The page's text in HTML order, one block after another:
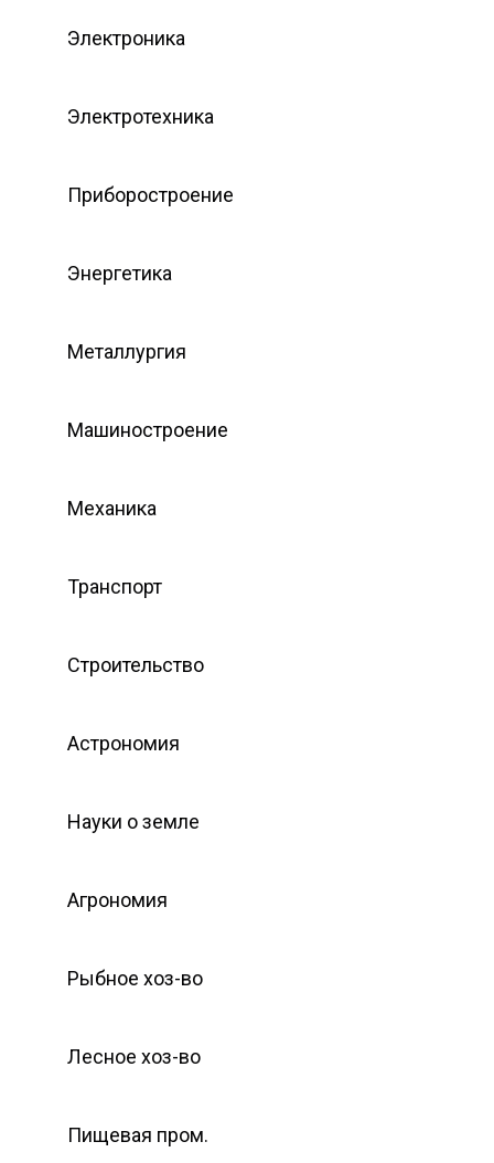
Электроника
Электротехника
Приборостроение
Энергетика
Металлургия
Машиностроение
Механика
Транспорт
Строительство
Астрономия
Науки о земле
Агрономия
Рыбное хоз-во
Лесное хоз-во
Пищевая пром.